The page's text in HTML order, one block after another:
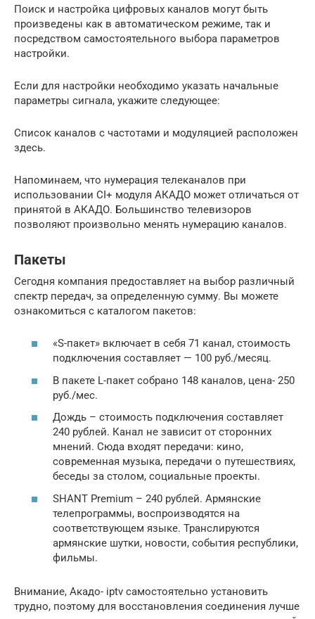
Поиск и настройка цифровых каналов могут быть
произведены как в автоматическом режиме, так и
посредством самостоятельного выбора параметров
настройки.
Если для настройки необходимо указать начальные
параметры сигнала, укажите следующее:
Список каналов с частотами и модуляцией расположен
здесь.
Напоминаем, что нумерация телеканалов при
использовании CI+ модуля АКАДО может отличаться от
принятой в АКАДО. Большинство телевизоров
позволяют произвольно менять нумерацию каналов.
Пакеты
Сегодня компания предоставляет на выбор различный
спектр передач, за определенную сумму. Вы можете
ознакомиться с каталогом пакетов:
«S-пакет» включает в себя 71 канал, стоимость
подключения составляет — 100 руб./месяц.
В пакете L-пакет собрано 148 каналов, цена- 250
руб./мес.
Дождь – стоимость подключения составляет
240 рублей. Канал не зависит от сторонних
мнений. Сюда входят передачи: кино,
современная музыка, передачи о путешествиях,
беседы за столом, социальные проекты.
SHANT Premium – 240 рублей. Армянские
телепрограммы, воспроизводятся на
соответствующем языке. Транслируются
армянские шутки, новости, события республики,
фильмы.
Внимание, Акадо- iptv самостоятельно установить
трудно, поэтому для восстановления соединения лучше